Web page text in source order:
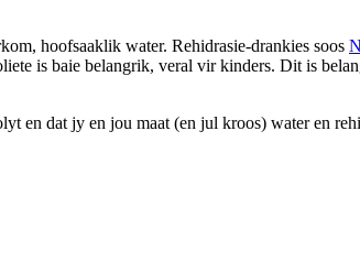
hoofsaaklik water. Rehidrasie-drankies soos
is baie belangrik, veral vir kinders. Dit is
en dat jy en jou maat (en jul kroos) water en